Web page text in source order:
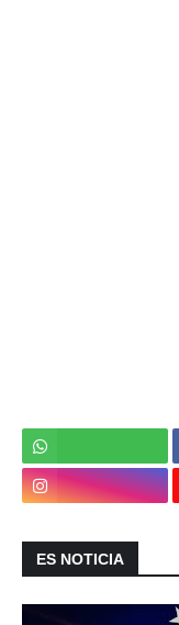
ES NOTICIA